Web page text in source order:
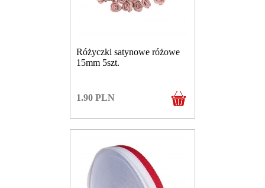
Różyczki satynowe różowe
15mm 5szt.
1.90 PLN